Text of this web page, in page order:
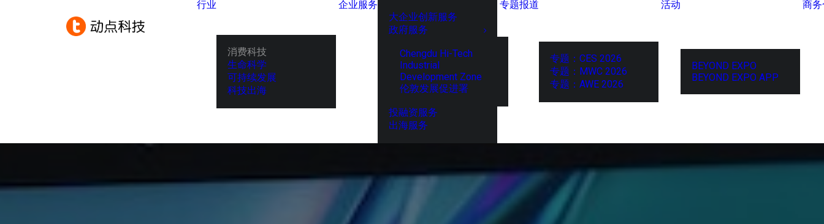
行业
消费科技
生命科学
可持续发展
科技出海
企业服务
大企业创新服务
政府服务
Chengdu Hi-Tech
Industrial
Development Zone
伦敦发展促进署
投融资服务
出海服务
专题报道
专题：CES 2026
专题：MWC 2026
专题：AWE 2026
活动
BEYOND EXPO
BEYOND EXPO APP
商